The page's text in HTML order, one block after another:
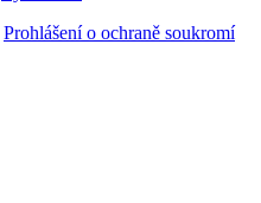
Prohlášení o ochraně soukromí